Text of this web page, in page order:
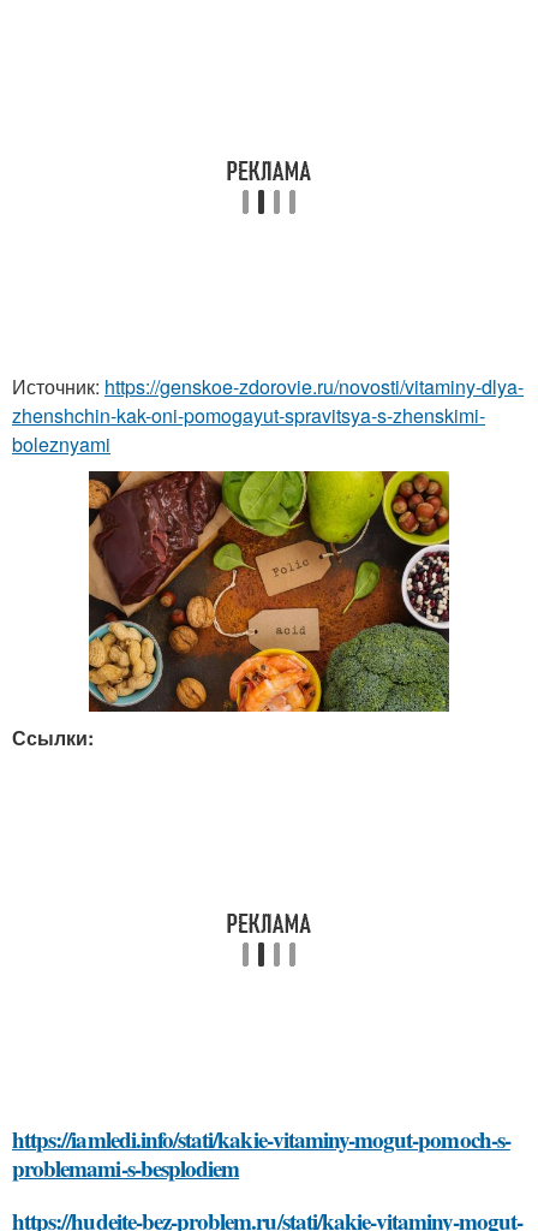
Источник: https://genskoe-zdorovie.ru/novosti/vitaminy-dlya-
zhenshchin-kak-oni-pomogayut-spravitsya-s-zhenskimi-
boleznyami
Ссылки:
https://iamledi.info/stati/kakie-vitaminy-mogut-pomoch-s-
problemami-s-besplodiem
https://hudeite-bez-problem.ru/stati/kakie-vitaminy-mogut-